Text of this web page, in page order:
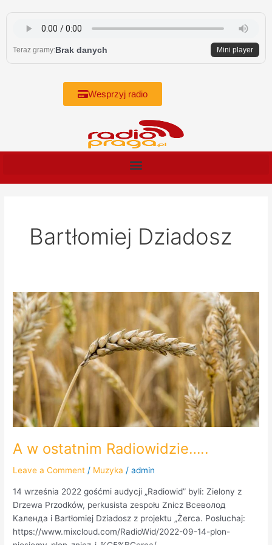
content
Teraz gramy:Brak danych Mini player
Wesprzyj radio
Bartłomiej Dziadosz
A w ostatnim Radiowidzie…..
Leave a Comment / Muzyka /admin
14 września 2022 gośćmi audycji „Radiowid” byli: Zielony z
Drzewa Przodków, perkusista zespołu Znicz Всеволод
Календа i Bartłomiej Dziadosz z projektu „Żerca. Posłuchaj:
https://www.mixcloud.com/RadioWid/2022-09-14-plon-
A
w
ostatnim
Radiowidzie…..